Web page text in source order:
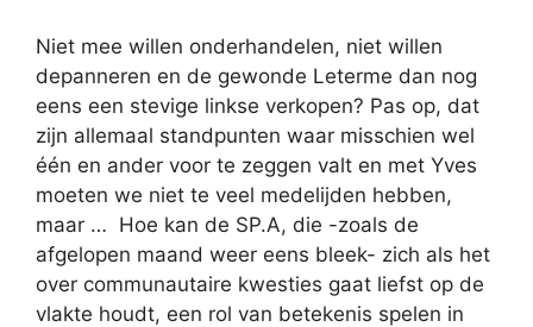
Niet mee willen onderhandelen, niet willen
depanneren en de gewonde Leterme dan nog
eens een stevige linkse verkopen? Pas op, dat
zijn allemaal standpunten waar misschien wel
één en ander voor te zeggen valt en met Yves
moeten we niet te veel medelijden hebben,
maar … Hoe kan de SP.A, die -zoals de
afgelopen maand weer eens bleek- zich als het
over communautaire kwesties gaat liefst op de
vlakte houdt, een rol van betekenis spelen in